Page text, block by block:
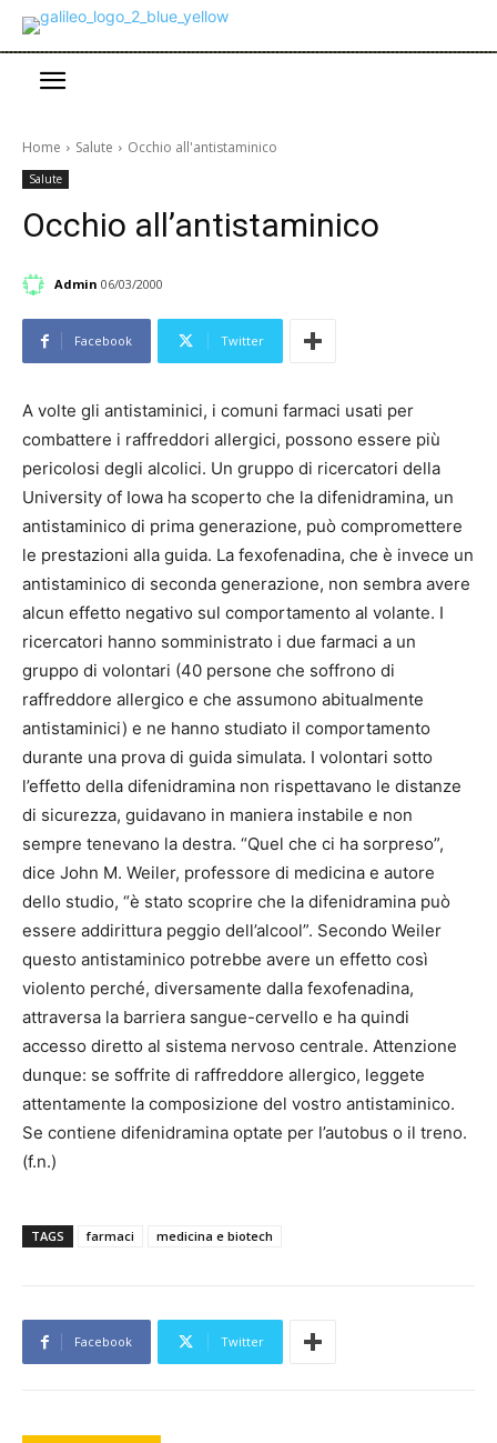
Home Salute Occhio all'antistaminico
Salute
Occhio all’antistaminico
Admin 06/03/2000
Facebook Twitter
A volte gli antistaminici, i comuni farmaci usati per
combattere i raffreddori allergici, possono essere più
pericolosi degli alcolici. Un gruppo di ricercatori della
University of Iowa ha scoperto che la difenidramina, un
antistaminico di prima generazione, può compromettere
le prestazioni alla guida. La fexofenadina, che è invece un
antistaminico di seconda generazione, non sembra avere
alcun effetto negativo sul comportamento al volante. I
ricercatori hanno somministrato i due farmaci a un
gruppo di volontari (40 persone che soffrono di
raffreddore allergico e che assumono abitualmente
antistaminici) e ne hanno studiato il comportamento
durante una prova di guida simulata. I volontari sotto
l’effetto della difenidramina non rispettavano le distanze
di sicurezza, guidavano in maniera instabile e non
sempre tenevano la destra. “Quel che ci ha sorpreso”,
dice John M. Weiler, professore di medicina e autore
dello studio, “è stato scoprire che la difenidramina può
essere addirittura peggio dell’alcool”. Secondo Weiler
questo antistaminico potrebbe avere un effetto così
violento perché, diversamente dalla fexofenadina,
attraversa la barriera sangue-cervello e ha quindi
accesso diretto al sistema nervoso centrale. Attenzione
dunque: se soffrite di raffreddore allergico, leggete
attentamente la composizione del vostro antistaminico.
Se contiene difenidramina optate per l’autobus o il treno.
(f.n.)
TAGS farmaci medicina e biotech
Facebook Twitter